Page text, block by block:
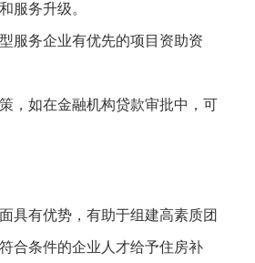
服务升级。
服务企业有优先的项目资助资
，如在金融机构贷款审批中，可
具有优势，有助于组建高素质团
合条件的企业人才给予住房补